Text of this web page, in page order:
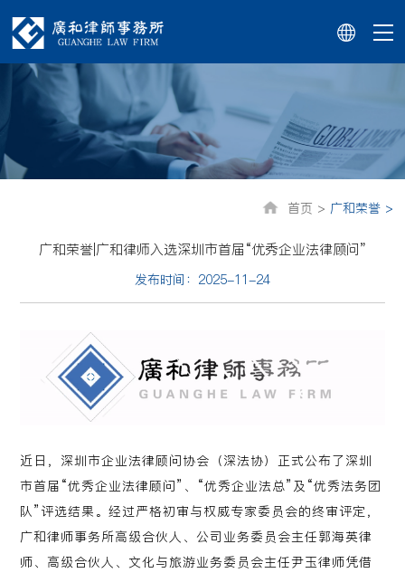
首页 > 广和荣誉 >
广和荣誉|广和律师入选深圳市首届“优秀企业法律顾问”
发布时间：2025-11-24
近日，深圳市企业法律顾问协会（深法协）正式公布了深圳
市首届“优秀企业法律顾问”、“优秀企业法总”及“优秀法务团
队”评选结果。经过严格初审与权威专家委员会的终审评定，
广和律师事务所高级合伙人、公司业务委员会主任郭海英律
师、高级合伙人、文化与旅游业务委员会主任尹玉律师凭借